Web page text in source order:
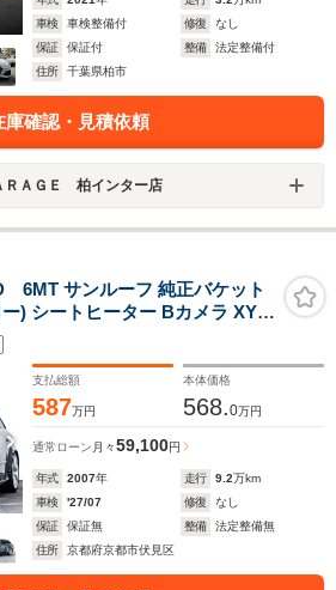
車検
車検整備付 修復
なし
保証
保証付 整備
法定整備付
住所
千葉県柏市
庫確認・見積依頼
ＲＡＧＥ 柏インター店
6MT サンルーフ 純正バケット
) シートヒーター Bカメラ XYZ
ング 社外スタビライザー マフラ
支払総額
587万円
本体価格
568.0万円
通常ローン 月々59,100円
年式 2007年 走行 9.2万km
車検
'27/07 修復
なし
保証
保証無 整備
法定整備無
住所
京都府京都市伏見区